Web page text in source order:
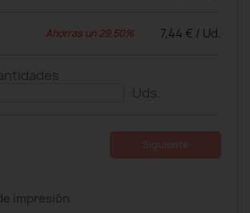
Ahorras un 29,50% 7,44 € / Ud.
Uds.
impresión